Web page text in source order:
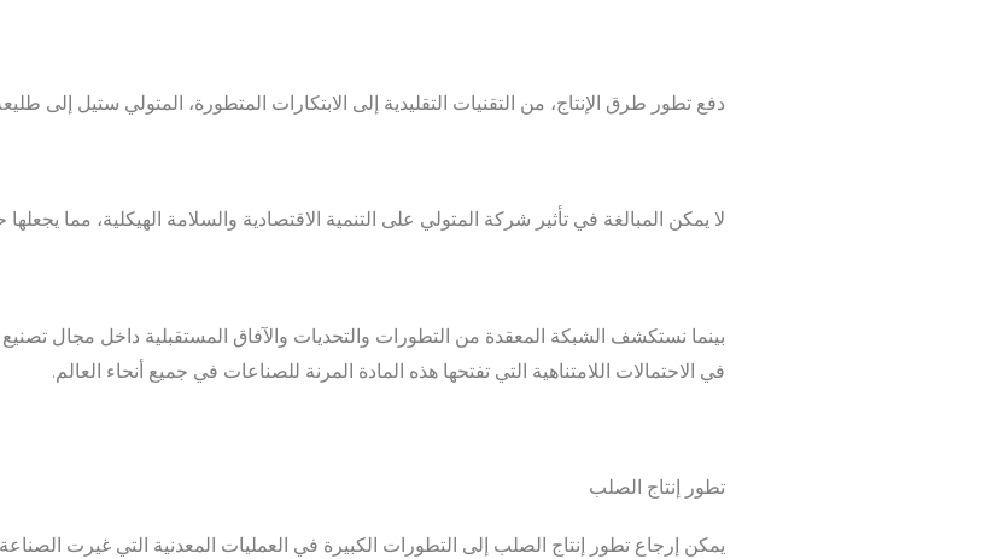
دفع تطور طرق الإنتاج، من التقنيات التقليدية إلى الابتكارات المتطورة، المتولي ستيل إلى
لا يمكن المبالغة في تأثير شركة المتولي على التنمية الاقتصادية والسلامة الهيكلية، مما
بينما نستكشف الشبكة المعقدة من التطورات والتحديات والآفاق المستقبلية داخل مجال تصنيع
في الاحتمالات اللامتناهية التي تفتحها هذه المادة المرنة للصناعات في جميع أنحاء العالم.
تطور إنتاج الصلب
يمكن إرجاع تطور إنتاج الصلب إلى التطورات الكبيرة في العمليات المعدنية التي غيرت